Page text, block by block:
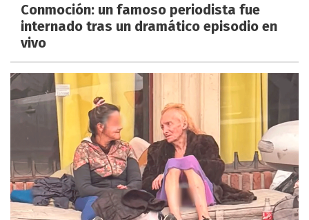
Conmoción: un famoso periodista fue
internado tras un dramático episodio en
vivo